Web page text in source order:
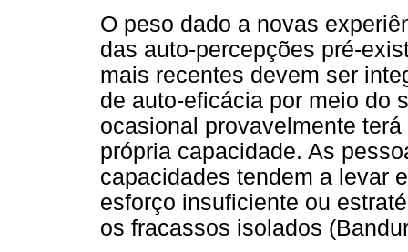
O peso dado a novas
das auto-percepções pré-
mais recentes devem ser
de auto-eficácia por meio do
ocasional provavelmente
própria capacidade. As
capacidades tendem a levar
esforço insuficiente ou
os fracassos isolados